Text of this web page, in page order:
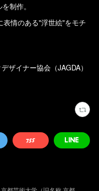
制作。
情のある"浮世絵"をモチ
ザイナー協会（JAGDA）